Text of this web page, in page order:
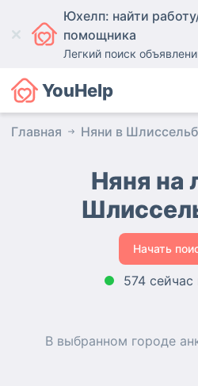
Юхелп: найти
помощника
Легкий поиск
YouHelp
Главная Няни в
Няня на
Начать
574 сейчас
В выбранном городе